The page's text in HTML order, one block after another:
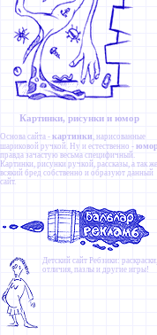
Картинки, рисунки и юмор
Основа сайта - картинки , нарисованные
шариковой ручкой. Ну и естественно - юмор
правда зачастую весьма специфичный.
Картинки, рисунки ручкой, рассказы, а так же
всякий бред собственно и образуют данный
сайт.
Детский сайт Ребзики: раскраски,
отличия, пазлы и другие игры!